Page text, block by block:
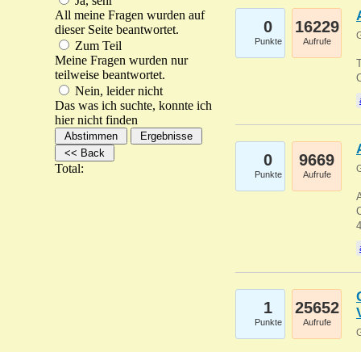
All meine Fragen wurden auf
dieser Seite beantwortet.
Zum Teil
Meine Fragen wurden nur
teilweise beantwortet.
Nein, leider nicht
Das was ich suchte, konnte ich
hier nicht finden
Total:
0
Punkte
16229
Aufrufe
0
Punkte
9669
Aufrufe
1
Punkte
25652
Aufrufe